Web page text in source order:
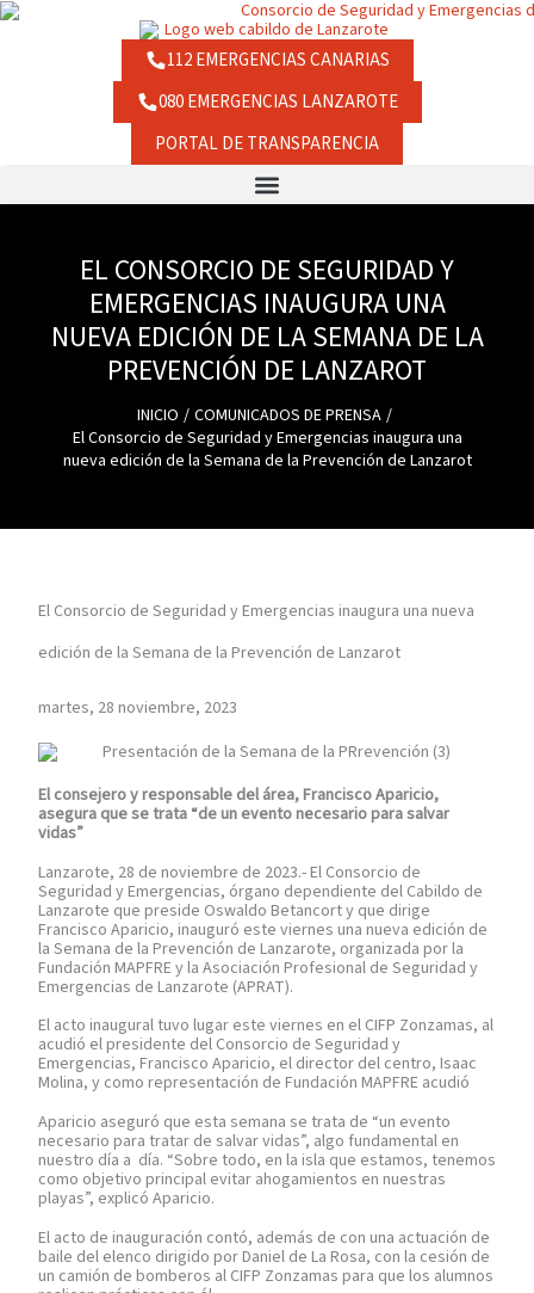
contenido
Ir
al
112 EMERGENCIAS CANARIAS
080 EMERGENCIAS LANZAROTE
PORTAL DE TRANSPARENCIA
EL CONSORCIO DE SEGURIDAD Y
EMERGENCIAS INAUGURA UNA
NUEVA EDICIÓN DE LA SEMANA DE LA
PREVENCIÓN DE LANZAROT
INICIO
COMUNICADOS DE PRENSA
El Consorcio de Seguridad y Emergencias inaugura una
nueva edición de la Semana de la Prevención de Lanzarot
El Consorcio de Seguridad y Emergencias inaugura una nueva
edición de la Semana de la Prevención de Lanzarot
martes, 28 noviembre, 2023
El consejero y responsable del área, Francisco Aparicio,
asegura que se trata “de un evento necesario para salvar
vidas”
Lanzarote, 28 de noviembre de 2023.- El Consorcio de
Seguridad y Emergencias, órgano dependiente del Cabildo de
Lanzarote que preside Oswaldo Betancort y que dirige
Francisco Aparicio, inauguró este viernes una nueva edición de
la Semana de la Prevención de Lanzarote, organizada por la
Fundación MAPFRE y la Asociación Profesional de Seguridad y
Emergencias de Lanzarote (APRAT).
El acto inaugural tuvo lugar este viernes en el CIFP Zonzamas, al
acudió el presidente del Consorcio de Seguridad y
Emergencias, Francisco Aparicio, el director del centro, Isaac
Molina, y como representación de Fundación MAPFRE acudió
Aparicio aseguró que esta semana se trata de “un evento
necesario para tratar de salvar vidas”, algo fundamental en
nuestro día a día. “Sobre todo, en la isla que estamos, tenemos
como objetivo principal evitar ahogamientos en nuestras
playas”, explicó Aparicio.
El acto de inauguración contó, además de con una actuación de
baile del elenco dirigido por Daniel de La Rosa, con la cesión de
un camión de bomberos al CIFP Zonzamas para que los alumnos